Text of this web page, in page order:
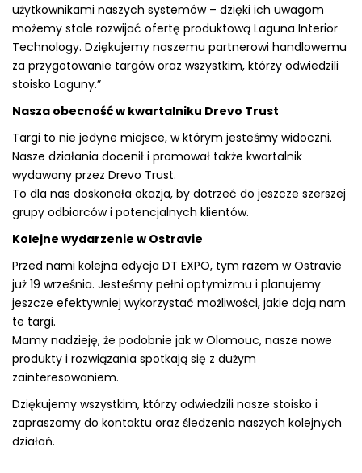
użytkownikami naszych systemów – dzięki ich uwagom
możemy stale rozwijać ofertę produktową Laguna Interior
Technology. Dziękujemy naszemu partnerowi handlowemu
za przygotowanie targów oraz wszystkim, którzy odwiedzili
stoisko Laguny.”
Nasza obecność w kwartalniku Drevo Trust
Targi to nie jedyne miejsce, w którym jesteśmy widoczni.
Nasze działania docenił i promował także kwartalnik
wydawany przez Drevo Trust.
To dla nas doskonała okazja, by dotrzeć do jeszcze szerszej
grupy odbiorców i potencjalnych klientów.
Kolejne wydarzenie w Ostravie
Przed nami kolejna edycja DT EXPO, tym razem w Ostravie
już 19 września. Jesteśmy pełni optymizmu i planujemy
jeszcze efektywniej wykorzystać możliwości, jakie dają nam
te targi.
Mamy nadzieję, że podobnie jak w Olomouc, nasze nowe
produkty i rozwiązania spotkają się z dużym
zainteresowaniem.
Dziękujemy wszystkim, którzy odwiedzili nasze stoisko i
zapraszamy do kontaktu oraz śledzenia naszych kolejnych
działań.